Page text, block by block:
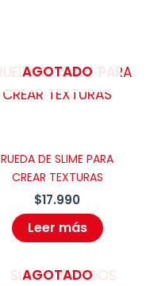
AGOTADO
RUEDA DE SLIME PARA
CREAR TEXTURAS
$17.990
Leer más
AGOTADO